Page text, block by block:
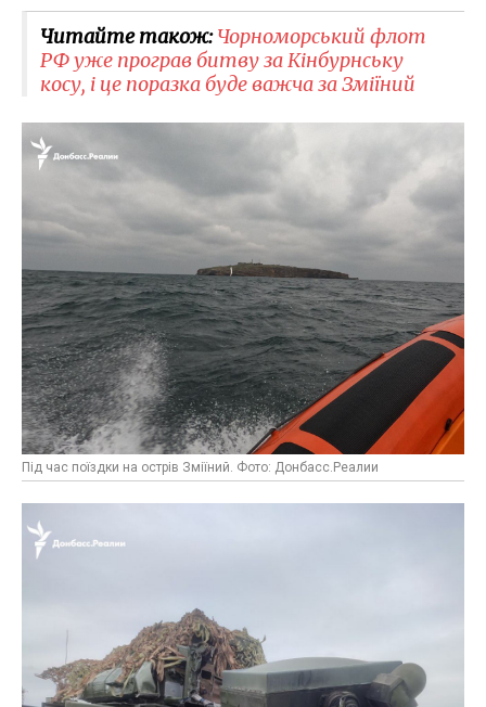
Читайте також:Чорноморський флот
РФ уже програв битву за Кінбурнську
косу, і це поразка буде важча за Зміїний
Під час поїздки на острів Зміїний. Фото: Донбасс.Реалии